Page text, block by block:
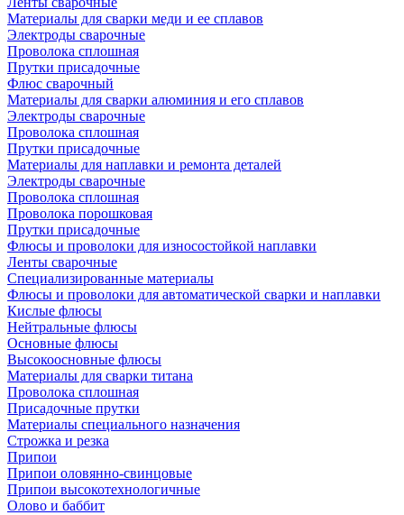
Материалы для сварки меди и ее сплавов
Электроды сварочные
Проволока сплошная
Прутки присадочные
Флюс сварочный
Материалы для сварки алюминия и его сплавов
Электроды сварочные
Проволока сплошная
Прутки присадочные
Материалы для наплавки и ремонта деталей
Электроды сварочные
Проволока сплошная
Проволока порошковая
Прутки присадочные
Флюсы и проволоки для износостойкой наплавки
Ленты сварочные
Специализированные материалы
Флюсы и проволоки для автоматической сварки и наплавки
Кислые флюсы
Нейтральные флюсы
Основные флюсы
Высокоосновные флюсы
Материалы для сварки титана
Проволока сплошная
Присадочные прутки
Материалы специального назначения
Строжка и резка
Припои
Припои оловянно-свинцовые
Припои высокотехнологичные
Олово и баббит